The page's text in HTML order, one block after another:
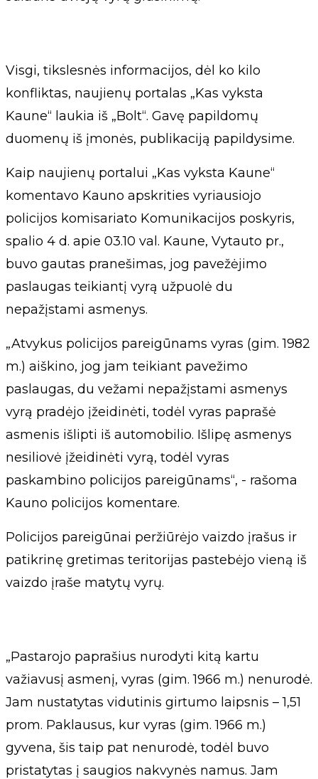
Visgi, tikslesnės informacijos, dėl ko kilo
konfliktas, naujienų portalas „Kas vyksta
Kaune“ laukia iš „Bolt“. Gavę papildomų
duomenų iš įmonės, publikaciją papildysime.
Kaip naujienų portalui „Kas vyksta Kaune“
komentavo Kauno apskrities vyriausiojo
policijos komisariato Komunikacijos poskyris,
spalio 4 d. apie 03.10 val. Kaune, Vytauto pr.,
buvo gautas pranešimas, jog pavežėjimo
paslaugas teikiantį vyrą užpuolė du
nepažįstami asmenys.
„Atvykus policijos pareigūnams vyras (gim. 1982
m.) aiškino, jog jam teikiant pavežimo
paslaugas, du vežami nepažįstami asmenys
vyrą pradėjo įžeidinėti, todėl vyras paprašė
asmenis išlipti iš automobilio. Išlipę asmenys
nesiliovė įžeidinėti vyrą, todėl vyras
paskambino policijos pareigūnams“, - rašoma
Kauno policijos komentare.
Policijos pareigūnai peržiūrėjo vaizdo įrašus ir
patikrinę gretimas teritorijas pastebėjo vieną iš
vaizdo įraše matytų vyrų.
„Pastarojo paprašius nurodyti kitą kartu
važiavusį asmenį, vyras (gim. 1966 m.) nenurodė.
Jam nustatytas vidutinis girtumo laipsnis – 1,51
prom. Paklausus, kur vyras (gim. 1966 m.)
gyvena, šis taip pat nenurodė, todėl buvo
pristatytas į saugios nakvynės namus. Jam